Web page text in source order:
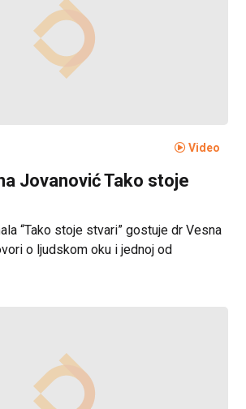
Video
Jovanović Tako stoje
“Tako stoje stvari” gostuje dr Vesna
o ljudskom oku i jednoj od